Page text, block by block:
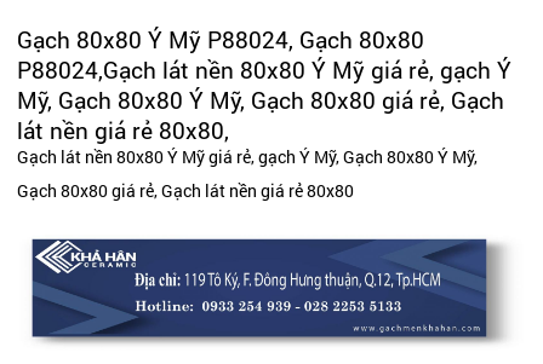
Gạch 80x80 Ý Mỹ P88024, Gạch 80x80
P88024,Gạch lát nền 80x80 Ý Mỹ giá rẻ, gạch Ý
Mỹ, Gạch 80x80 Ý Mỹ, Gạch 80x80 giá rẻ, Gạch
lát nền giá rẻ 80x80,
Gạch lát nền 80x80 Ý Mỹ giá rẻ, gạch Ý Mỹ, Gạch 80x80 Ý Mỹ,
Gạch 80x80 giá rẻ, Gạch lát nền giá rẻ 80x80